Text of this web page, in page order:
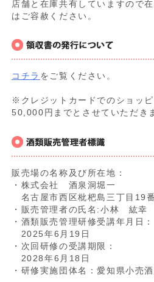
店舗と在庫共有していますので
はご容赦ください。
コチラ をご覧ください。
※クレジットカードでのショッ
50,000円までとさせていただき
販売場の名称及び所在地：
・株式会社 酒泉洞堀一
名古屋市西区枇杷島三丁目19
・販売管理者の氏名:小林 紘幸
・酒類販売管理研修受講年月日：
2025年6月19日
・次回研修の受講期限：
2028年6月18日
・研修実施団体名：愛知県小売